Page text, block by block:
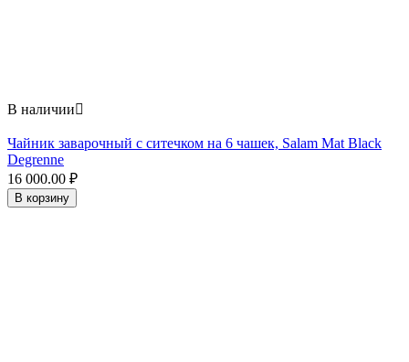
В наличии
Чайник заварочный с ситечком на 6 чашек, Salam Mat Black
Degrenne
16 000.00 ₽
В корзину